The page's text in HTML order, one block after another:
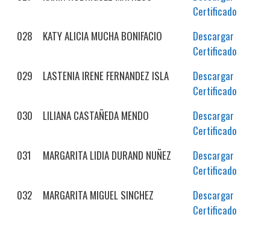
Certificado
028
KATY ALICIA MUCHA BONIFACIO
Descargar
Certificado
029
LASTENIA IRENE FERNANDEZ ISLA
Descargar
Certificado
030
LILIANA CASTAÑEDA MENDO
Descargar
Certificado
031
MARGARITA LIDIA DURAND NUÑEZ
Descargar
Certificado
032
MARGARITA MIGUEL SINCHEZ
Descargar
Certificado